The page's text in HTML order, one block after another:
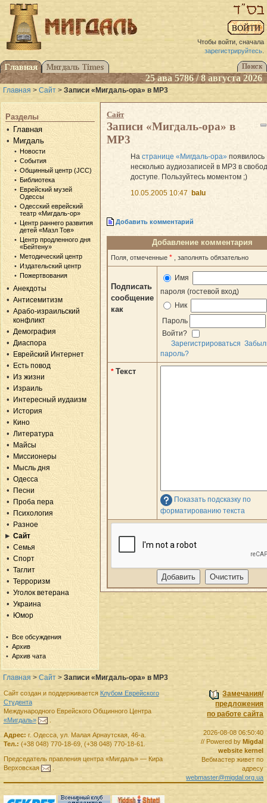
Чтобы войти, сначала
зарегистрируйтесь.
25 ава 5786 / 8 августа 2026
Главная > Сайт > Записи «Мигдаль-ора» в MP3
Разделы
Главная
Мигдаль
Новости
События
Общинный центр (JCC)
Библиотека
Еврейский музей
Одессы
Одесский еврейский
театр «Мигдаль-ор»
Центр раннего развития
детей «Мазл Тов»
Центр продленного дня
«Бейтену»
Методический центр
Издательский центр
Пожертвования
Анекдоты
Антисемитизм
Арабо-израильский
конфликт
Демография
Диаспора
Еврейский Интернет
Есть повод
Из жизни
Израиль
Интересный иудаизм
История
Кино
Литература
Майсы
Миссионеры
Мысль дня
Одесса
Песни
Проба пера
Психология
Разное
Сайт
Семья
Спорт
Таглит
Терроризм
Уголок ветерана
Украина
Юмор
Все обсуждения
Архив
Архив чата
Сайт
Записи «Мигдаль-ора» в
MP3
На странице «Мигдаль-ора» появилось
несколько аудиозаписей в MP3 в
доступе. Пользуйтесь моментом ;)
10.05.2005 10:47
balu
Добавить комментарий
Добавление комментария
Поля, отмеченные * , заполнять обязательно
Подписать
сообщение
как
Имя
пароля (гостевой вход)
Ник
Пароль
Войти?
Зарегистрироваться
пароль?
* Текст
Показать подсказку по
форматированию текста
Главная > Сайт > Записи «Мигдаль-ора» в MP3
Замечания/
предложения
по работе сайта
2026-08-08 06:50:40
// Powered byMigdal
website kernel
Вебмастер живет по
адресу
webmaster@migdal.org.ua
Сайт создан и поддерживается Клубом Еврейского
Студента
Международного Еврейского Общинного Центра
«Мигдаль»
.
Адрес: г. Одесса, ул. Малая Арнаутская, 46-а.
Тел.: (+38 048) 770-18-69, (+38 048) 770-18-61
Председатель правленияцентра «Мигдаль»— Кира
Верховская
.